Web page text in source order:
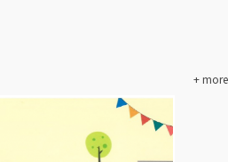
+ more